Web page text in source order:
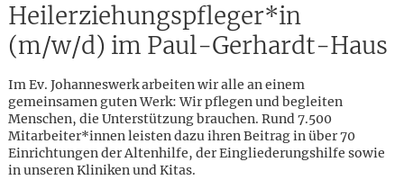
Heilerziehungspfleger*in
(m/w/d) im Paul-Gerhardt-Haus
Im Ev. Johanneswerk arbeiten wir alle an einem
gemeinsamen guten Werk: Wir pflegen und begleiten
Menschen, die Unterstützung brauchen. Rund 7.500
Mitarbeiter*innen leisten dazu ihren Beitrag in über 70
Einrichtungen der Altenhilfe, der Eingliederungshilfe sowie
in unseren Kliniken und Kitas.